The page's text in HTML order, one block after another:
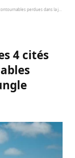
Mexique ancestral : Les 4 cités mayas incontournables perdues dans la jungle
4 cités